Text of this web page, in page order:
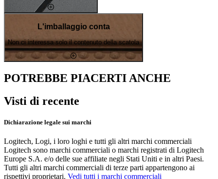
L'imballaggio conta
Non ci interessa solo il contenuto della scatola
POTREBBE PIACERTI ANCHE
Visti di recente
Dichiarazione legale sui marchi
Logitech, Logi, i loro loghi e tutti gli altri marchi commerciali
Logitech sono marchi commerciali o marchi registrati di Logitech
Europe S.A. e/o delle sue affiliate negli Stati Uniti e in altri Paesi.
Tutti gli altri marchi commerciali di terze parti appartengono ai
rispettivi proprietari. Vedi tutti i marchi commerciali